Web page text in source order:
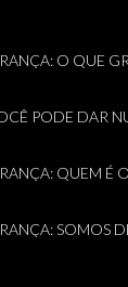
O QUE
PODE DAR
QUEM É
SOMOS